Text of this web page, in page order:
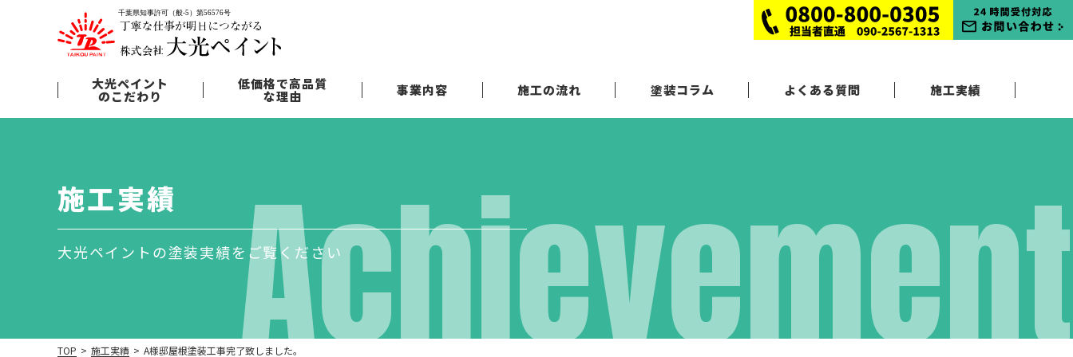
大光ペイント
のこだわり
低価格で高品質
な理由 事業内容 施工の流れ 塗装コラム よくある質問 施工実績
施工実績
大光ペイントの塗装実績をご覧くださいAchievement
TOP > 施工実績 > A様邸屋根塗装工事完了致しました。